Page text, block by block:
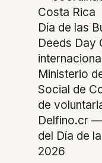
Costa Rica
Día de las
Deeds Day
Ministerio
Social de
de
Delfino.cr
del Día de
2026